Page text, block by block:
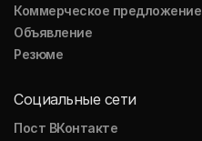
Коммерческое предложение
Объявление
Резюме
Социальные сети
Пост ВКонтакте